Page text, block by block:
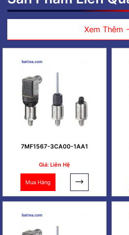
Xem Thêm
7MF1567-3CA00-1AA1
Giá: Liên Hệ
Mua Hàng